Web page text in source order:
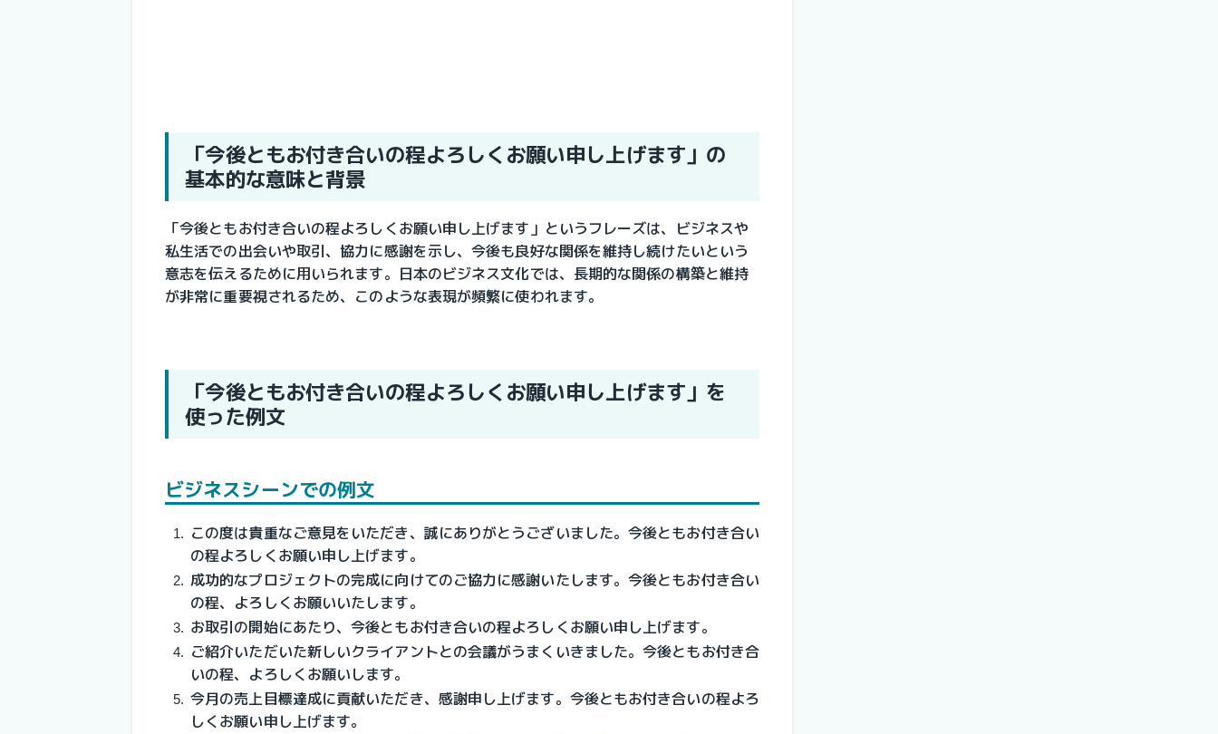
「今後ともお付き合いの程よろしくお願い申し上げます」の
基本的な意味と背景
「今後ともお付き合いの程よろしくお願い申し上げます」というフレーズは、ビジネスや
私生活での出会いや取引、協力に感謝を示し、今後も良好な関係を維持し続けたいという
意志を伝えるために用いられます。日本のビジネス文化では、長期的な関係の構築と維持
が非常に重要視されるため、このような表現が頻繁に使われます。
「今後ともお付き合いの程よろしくお願い申し上げます」を
使った例文
ビジネスシーンでの例文
この度は貴重なご意見をいただき、誠にありがとうございました。今後ともお付き合い
の程よろしくお願い申し上げます。
成功的なプロジェクトの完成に向けてのご協力に感謝いたします。今後ともお付き合い
の程、よろしくお願いいたします。
お取引の開始にあたり、今後ともお付き合いの程よろしくお願い申し上げます。
ご紹介いただいた新しいクライアントとの会議がうまくいきました。今後ともお付き合
いの程、よろしくお願いします。
今月の売上目標達成に貢献いただき、感謝申し上げます。今後ともお付き合いの程よろ
しくお願い申し上げます。